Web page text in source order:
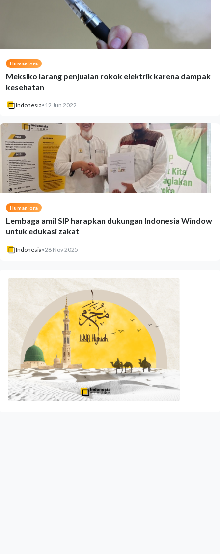
Humaniora
Meksiko larang penjualan rokok elektrik karena dampak
kesehatan
Indonesia• 12 Jun 2022
Humaniora
Lembaga amil SIP harapkan dukungan Indonesia Window
untuk edukasi zakat
Indonesia•28 Nov 2025